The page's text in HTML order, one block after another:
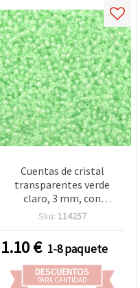
Cuentas de cristal
transparentes verde
claro, 3 mm, con
destellos, 50 g - para
decoración
Sku: 114257
1.10€ 1-8 paquete
DESCUENTOS
PARA CANTIDAD